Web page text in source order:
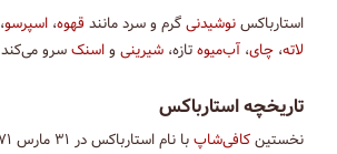
استارباکسنوشیدنیگرم و سرد مانندقهوه، اسپرسو،
لاته، چای، آب‌میوهتازه، شیرینیواسنکسرو می‌کند.
تاریخچه استارباکس
نخستینکافی‌شاپ